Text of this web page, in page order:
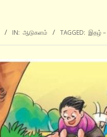
IN: ஆடுகளம் TAGGED: இதழ் –